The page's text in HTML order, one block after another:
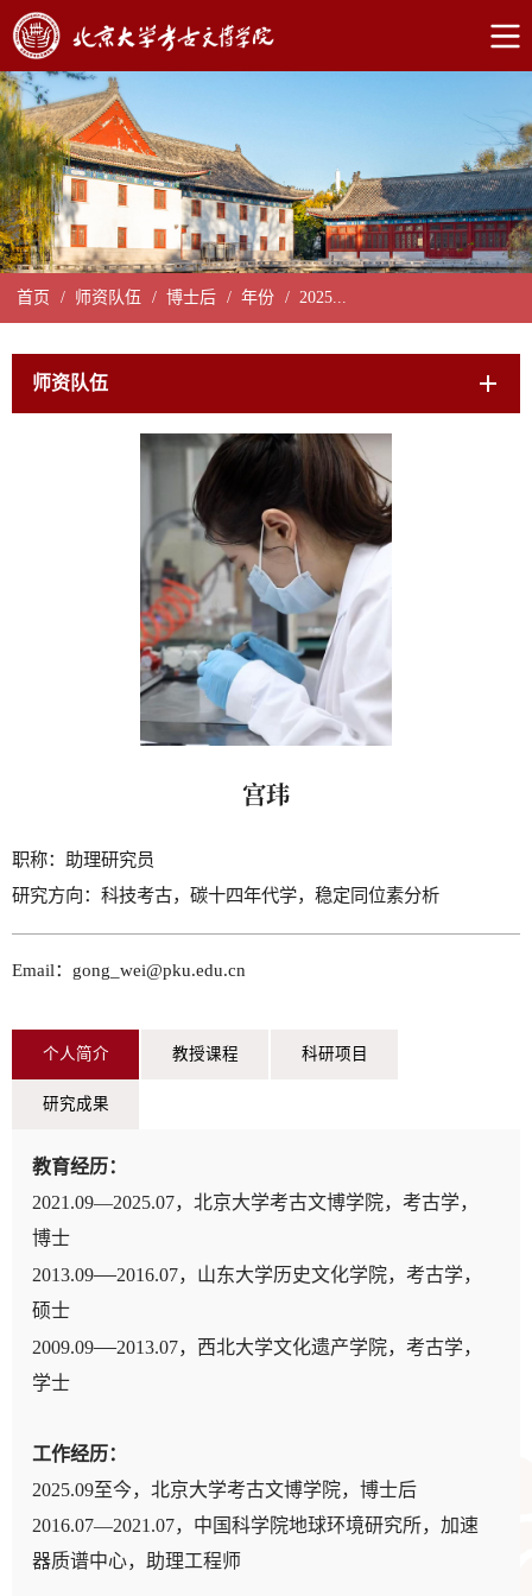
首页 / 师资队伍 / 博士后 / 年份 / 2025...
师资队伍
宫玮
职称：
助理研究员
研究方向： 科技考古，碳十四年代学，稳定同位素分析
Email：gong_wei@pku.edu.cn
个人简介 教授课程 科研项目
研究成果
教育经历：
2021.09—2025.07，北京大学考古文博学院，考古学，
博士
2013.09—2016.07，山东大学历史文化学院，考古学，
硕士
2009.09—2013.07，西北大学文化遗产学院，考古学，
学士
工作经历：
2025.09至今，北京大学考古文博学院，博士后
2016.07—2021.07，中国科学院地球环境研究所，加速
器质谱中心，助理工程师